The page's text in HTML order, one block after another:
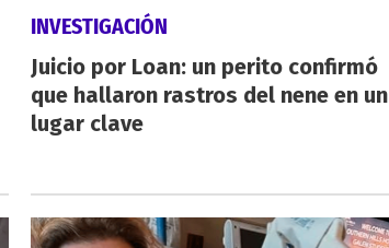
INVESTIGACIÓN
Juicio por Loan: un perito confirmó
que hallaron rastros del nene en un
lugar clave